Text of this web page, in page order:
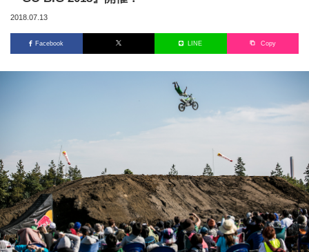
2018.07.13
Facebook LINE Copy